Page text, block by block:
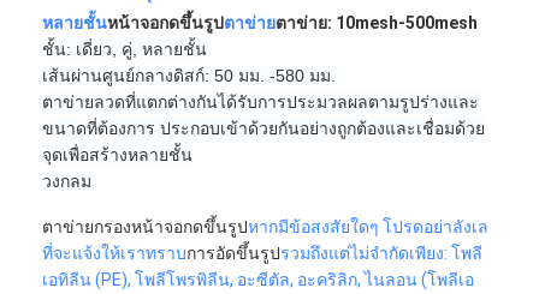
หลายชั้นหน้าจอกดขึ้นรูปตาข่ายตาข่าย: 10mesh-500mesh
ชั้น: เดี่ยว, คู่, หลายชั้น
เส้นผ่านศูนย์กลางดิสก์: 50 มม. -580 มม.
ตาข่ายลวดที่แตกต่างกันได้รับการประมวลผลตามรูปร่างและ
ขนาดที่ต้องการ ประกอบเข้าด้วยกันอย่างถูกต้องและเชื่อมด้วย
จุดเพื่อสร้างหลายชั้น
วงกลม
ตาข่ายกรองหน้าจอกดขึ้นรูปหากมีข้อสงสัยใดๆ โปรดอย่าลังเล
ที่จะแจ้งให้เราทราบการอัดขึ้นรูปรวมถึงแต่ไม่จำกัดเพียง: โพลี
เอทิลีน (PE), โพลีโพรพิลีน, อะซีตัล, อะคริลิก, ไนลอน (โพลีเอ